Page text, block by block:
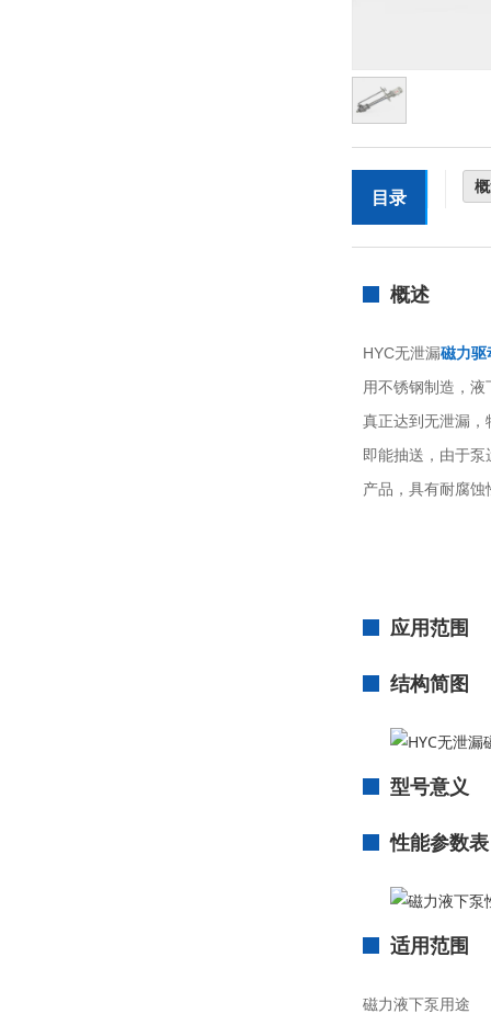
目录
概述
HYC无泄漏磁力驱
用不锈钢制造，
真正达到无泄漏，
即能抽送，由于
产品，具有耐腐
应用范围
结构简图
型号意义
性能参数表
适用范围
磁力液下泵用途